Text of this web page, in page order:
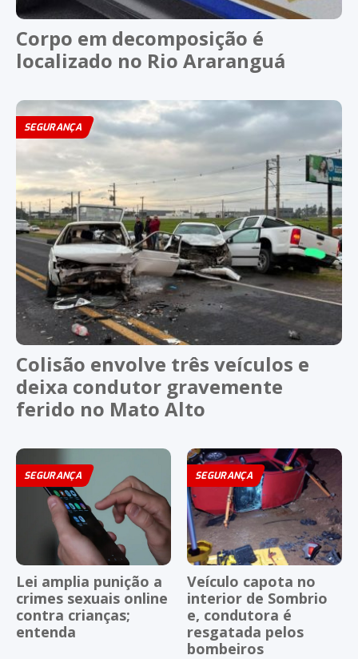
Corpo em decomposição é
localizado no Rio Araranguá
SEGURANÇA
Colisão envolve três veículos e
deixa condutor gravemente
ferido no Mato Alto
SEGURANÇA
Lei amplia punição a
crimes sexuais online
contra crianças;
entenda
SEGURANÇA
Veículo capota no
interior de Sombrio
e, condutora é
resgatada pelos
bombeiros